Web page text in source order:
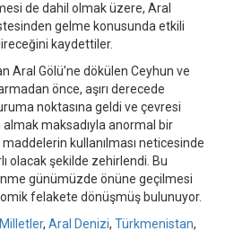
de dahil olmak üzere, Aral
gelme konusunda etkili
kaydettiler.
Aral Gölü’ne dökülen Ceyhun ve
önce, aşırı derecede
noktasına geldi ve çevresi
maksadıyla anormal bir
kullanılması neticesinde
olacak şekilde zehirlendi. Bu
günümüzde önüne geçilmesi
felakete dönüşmüş bulunuyor.
, Aral Denizi, Türkmenistan,